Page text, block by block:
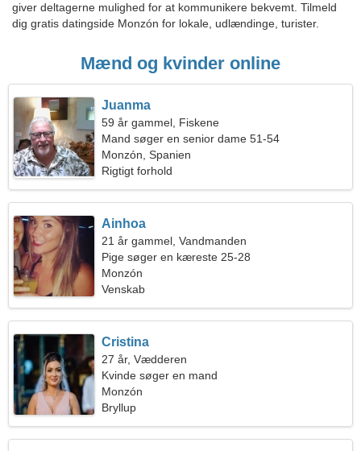
giver deltagerne mulighed for at kommunikere bekvemt. Tilmeld
dig gratis datingside Monzón for lokale, udlændinge, turister.
Mænd og kvinder online
Juanma
59 år gammel, Fiskene
Mand søger en senior dame 51-54
Monzón, Spanien
Rigtigt forhold
Ainhoa
21 år gammel, Vandmanden
Pige søger en kæreste 25-28
Monzón
Venskab
Cristina
27 år, Vædderen
Kvinde søger en mand
Monzón
Bryllup